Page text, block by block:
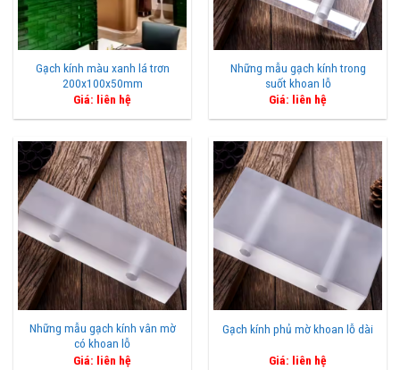
Gạch kính màu xanh lá trơn
200x100x50mm
Giá: liên hệ
Những mẫu gạch kính trong
suốt khoan lỗ
Giá: liên hệ
Những mẫu gạch kính vân mờ
có khoan lỗ
Giá: liên hệ
Gạch kính phủ mờ khoan lỗ dài
Giá: liên hệ